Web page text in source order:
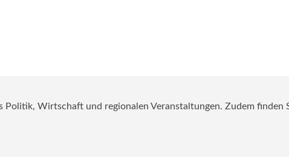
Wirtschaft und regionalen Veranstaltungen. Zudem finden